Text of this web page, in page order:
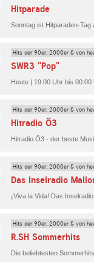
Hitparade
Hits der 90er, 2000er & von
SWR3 "Pop"
Heute | 19:00 Uhr bis 00:00
Hits der 90er, 2000er & von
Hitradio Ö3
Hits der 90er, 2000er & von
Das Inselradio
Hits der 90er, 2000er & von
R.SH Sommerhits
Die beliebtesten